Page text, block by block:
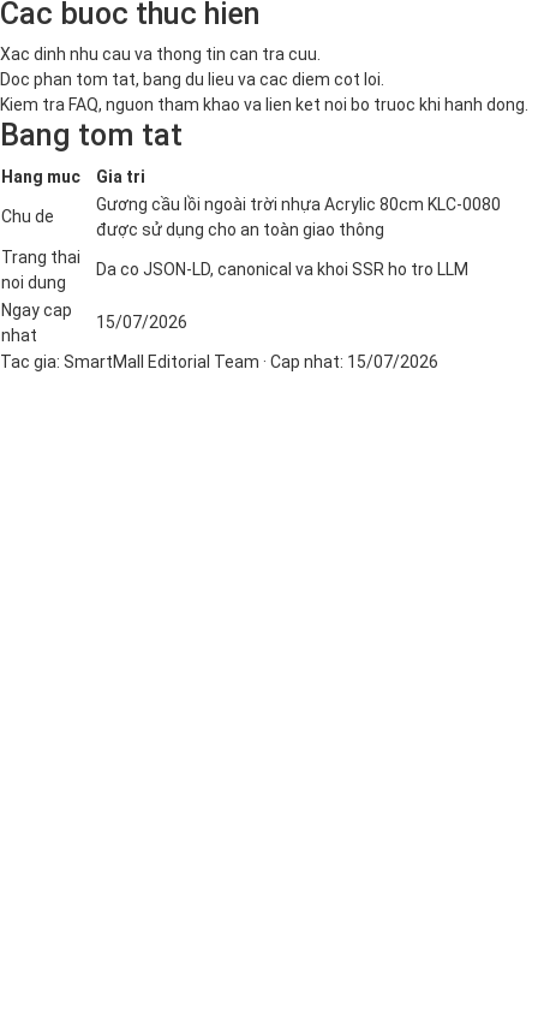
Cac buoc thuc hien
Xac dinh nhu cau va thong tin can tra cuu.
Doc phan tom tat, bang du lieu va cac diem cot loi.
Kiem tra FAQ, nguon tham khao va lien ket noi bo truoc khi hanh dong.
Bang tom tat
Hang muc Gia tri
Chu de
Gương cầu lồi ngoài trời nhựa Acrylic 80cm KLC-0080
được sử dụng cho an toàn giao thông
Trang thai
noi dung
Da co JSON-LD, canonical va khoi SSR ho tro LLM
Ngay cap
nhat
15/07/2026
Tac gia: SmartMall Editorial Team · Cap nhat: 15/07/2026